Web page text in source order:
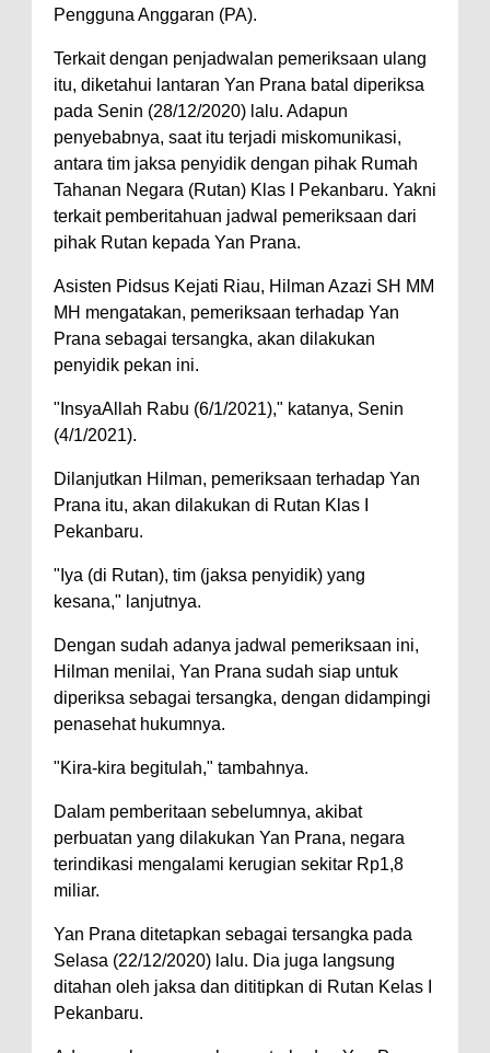
Pengguna Anggaran (PA).
Terkait dengan penjadwalan pemeriksaan ulang
itu, diketahui lantaran Yan Prana batal diperiksa
pada Senin (28/12/2020) lalu. Adapun
penyebabnya, saat itu terjadi miskomunikasi,
antara tim jaksa penyidik dengan pihak Rumah
Tahanan Negara (Rutan) Klas I Pekanbaru. Yakni
terkait pemberitahuan jadwal pemeriksaan dari
pihak Rutan kepada Yan Prana.
Asisten Pidsus Kejati Riau, Hilman Azazi SH MM
MH mengatakan, pemeriksaan terhadap Yan
Prana sebagai tersangka, akan dilakukan
penyidik pekan ini.
"InsyaAllah Rabu (6/1/2021)," katanya, Senin
(4/1/2021).
Dilanjutkan Hilman, pemeriksaan terhadap Yan
Prana itu, akan dilakukan di Rutan Klas I
Pekanbaru.
"Iya (di Rutan), tim (jaksa penyidik) yang
kesana," lanjutnya.
Dengan sudah adanya jadwal pemeriksaan ini,
Hilman menilai, Yan Prana sudah siap untuk
diperiksa sebagai tersangka, dengan didampingi
penasehat hukumnya.
"Kira-kira begitulah," tambahnya.
Dalam pemberitaan sebelumnya, akibat
perbuatan yang dilakukan Yan Prana, negara
terindikasi mengalami kerugian sekitar Rp1,8
miliar.
Yan Prana ditetapkan sebagai tersangka pada
Selasa (22/12/2020) lalu. Dia juga langsung
ditahan oleh jaksa dan dititipkan di Rutan Kelas I
Pekanbaru.